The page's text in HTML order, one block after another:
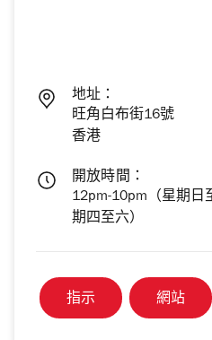
地址：
旺角白布街16號
香港
開放時間：
12pm-10pm（星期日
期四至六）
指示 網站